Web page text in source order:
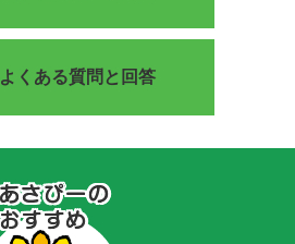
よくある質問と回答